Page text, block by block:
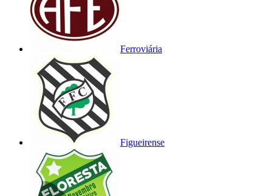
Ferroviária
Figueirense